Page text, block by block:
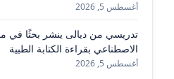
أغسطس 5, 2026
تدريسي من ديالى ينشر بحثًا في
الاصطناعي بقراءة الكتابة الطبية
أغسطس 5, 2026